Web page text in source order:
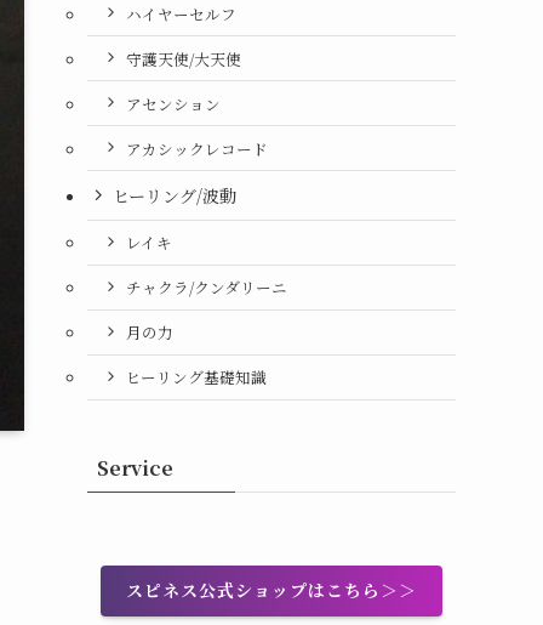
ハイヤーセルフ
守護天使/大天使
アセンション
アカシックレコード
ヒーリング/波動
レイキ
チャクラ/クンダリーニ
月の力
ヒーリング基礎知識
Service
スピネス公式ショップはこちら＞＞